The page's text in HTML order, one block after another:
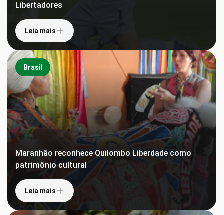
Libertadores
Leia mais
Brasil
Maranhão reconhece Quilombo Liberdade como
patrimônio cultural
Leia mais